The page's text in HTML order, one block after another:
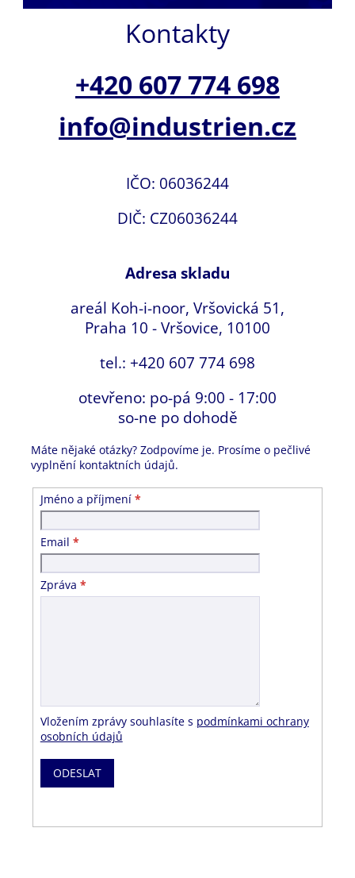
Kontakty
+420 607 774 698
info@industrien.cz
IČO: 06036244
DIČ: CZ06036244
Adresa skladu
areál Koh-i-noor, Vršovická 51,
Praha 10 - Vršovice, 10100
tel.: +420 607 774 698
otevřeno: po-pá 9:00 - 17:00
so-ne po dohodě
Máte nějaké otázky? Zodpovíme je. Prosíme o pečlivé
vyplnění kontaktních údajů.
Jméno a příjmení *
Email *
Zpráva *
Vložením zprávy souhlasíte s podmínkami ochrany
osobních údajů